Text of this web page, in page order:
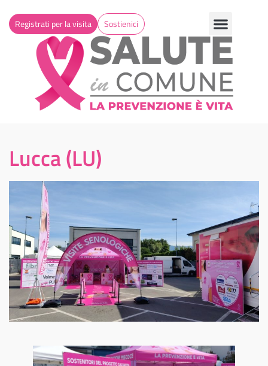
Registrati per la visita Sostienici
Lucca (LU)